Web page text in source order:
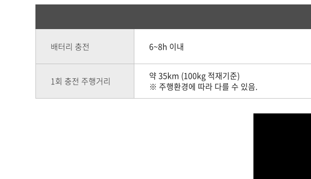
배터리 충전 6~8h 이내
1회 충전 주행거리
약 35km (100kg 적재기준)
※ 주행환경에 따라 다를 수 있음.